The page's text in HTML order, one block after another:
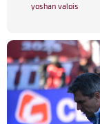
yoshan valois